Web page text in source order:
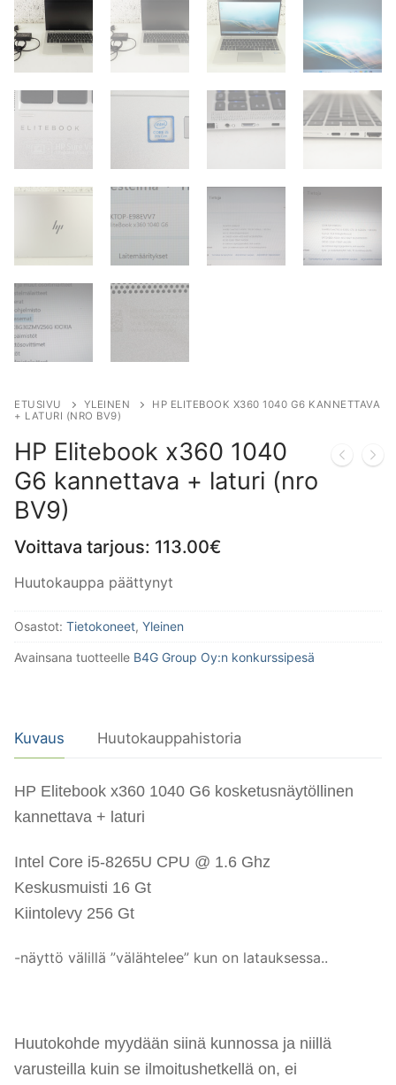
ETUSIVU YLEINEN
HP ELITEBOOK X360 1040 G6 KANNETTAVA
+ LATURI (NRO BV9)
HP Elitebook x360 1040
G6 kannettava + laturi (nro
BV9)
Voittava tarjous: 113.00€
Huutokauppa päättynyt
Osastot: Tietokoneet, Yleinen
Avainsana tuotteelle B4G Group Oy:n konkurssipesä
Kuvaus Huutokauppahistoria
HP Elitebook x360 1040 G6 kosketusnäytöllinen
kannettava + laturi
Intel Core i5-8265U CPU @ 1.6 Ghz
Keskusmuisti 16 Gt
Kiintolevy 256 Gt
-näyttö välillä ”välähtelee” kun on latauksessa..
Huutokohde myydään siinä kunnossa ja niillä
varusteilla kuin se ilmoitushetkellä on, ei